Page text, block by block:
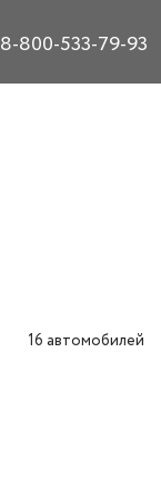
8-800-533-79-93
16 автомобилей